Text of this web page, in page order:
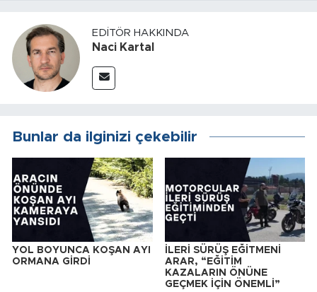
EDITÖR HAKKINDA
Naci Kartal
Bunlar da ilginizi çekebilir
YOL BOYUNCA KOŞAN AYI
ORMANA GİRDİ
İLERİ SÜRÜŞ EĞİTMENİ
ARAR, “EĞİTİM
KAZALARIN ÖNÜNE
GEÇMEK İÇİN ÖNEMLİ”